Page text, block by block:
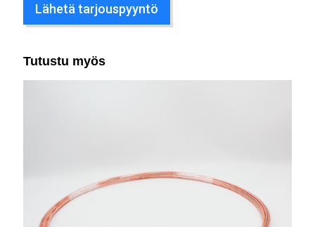
Lähetä tarjouspyyntö
Tutustu myös